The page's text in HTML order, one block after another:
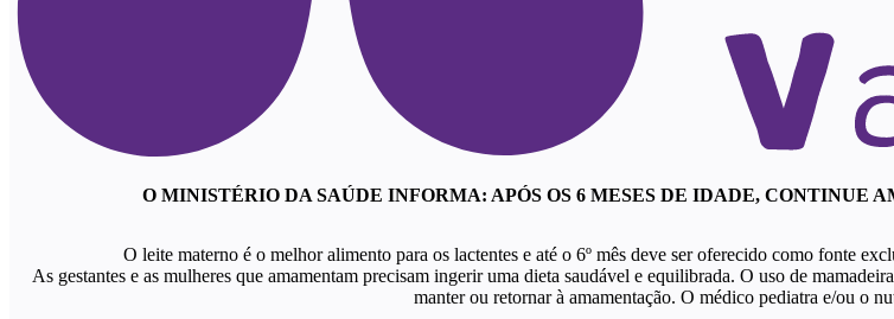
O MINISTÉRIO DA SAÚDE INFORMA: APÓS OS 6 MESES DE IDADE, CONTINUE
O leite materno é o melhor alimento para os lactentes e até o 6º mês deve ser oferecido como fonte
As gestantes e as mulheres que amamentam precisam ingerir uma dieta saudável e equilibrada. O uso de
manter ou retornar à amamentação. O médico pediatra e/ou o